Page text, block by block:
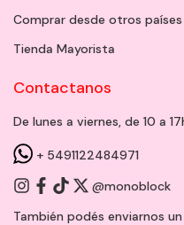
Comprar desde otros países
Tienda Mayorista
Contactanos
De lunes a viernes, de 10 a
+ 5491122484971
@monoblock
También podés enviarnos un